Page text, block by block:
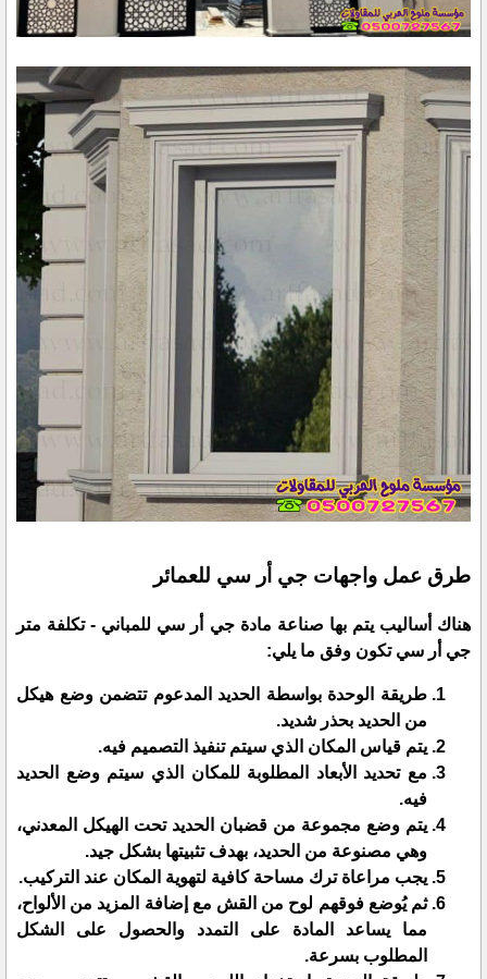
طرق عمل واجهات جي أر سي للعمائر
هناك أساليب يتم بها صناعة مادة جي أر سي للمباني - تكلفة متر
جي أر سي تكون وفق ما يلي:
طريقة الوحدة بواسطة الحديد المدعوم تتضمن وضع هيكل
من الحديد بحذر شديد.
يتم قياس المكان الذي سيتم تنفيذ التصميم فيه.
مع تحديد الأبعاد المطلوبة للمكان الذي سيتم وضع الحديد
فيه.
يتم وضع مجموعة من قضبان الحديد تحت الهيكل المعدني،
وهي مصنوعة من الحديد، بهدف تثبيتها بشكل جيد.
يجب مراعاة ترك مساحة كافية لتهوية المكان عند التركيب.
ثم يُوضع فوقهم لوح من القش مع إضافة المزيد من الألواح،
مما يساعد المادة على التمدد والحصول على الشكل
المطلوب بسرعة.